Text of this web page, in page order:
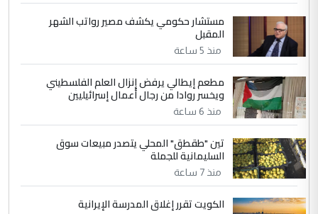
ابا فرات ...
الموضوع :
الجواهري يرد على صدام حسين سل
مضجعيك يابن الزنا (نص كامل)
5 حيدر عاشور
التعليق : تحياتي لك استاذ حامدتركان. كلام
دقيق ومسؤول؛ فالاستثمار الحقيقي للإنسان
وثروات البلد يعتمد على الكفاءة ...
الموضوع :
بين الإهمال واغتصاب الأرض.. بلاد
الرافدين تعاني الجفاف والتصحر!!
مستشار حكومي يكشف مصير رواتب الشهر
المقبل
منذ 5 ساعة
مطعم إيطالي يرفض إنزال العلم الفلسطيني
ويخسر روادا من رجال أعمال إسرائيليين
منذ 6 ساعة
تين "طقطق" المحلي يتصدر مبيعات سوق
السليمانية للجملة
منذ 7 ساعة
الكويت تقرر إغلاق المدرسة الإيرانية